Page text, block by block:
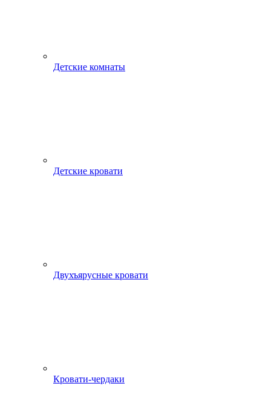
Детские комнаты
Детские кровати
Двухъярусные кровати
Кровати-чердаки